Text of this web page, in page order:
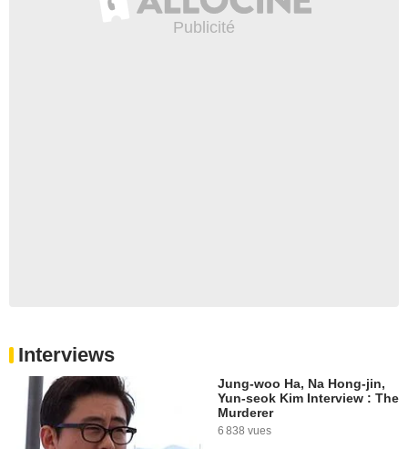
Interviews
Jung-woo Ha, Na Hong-jin,
Yun-seok Kim Interview : The
Murderer
6 838 vues